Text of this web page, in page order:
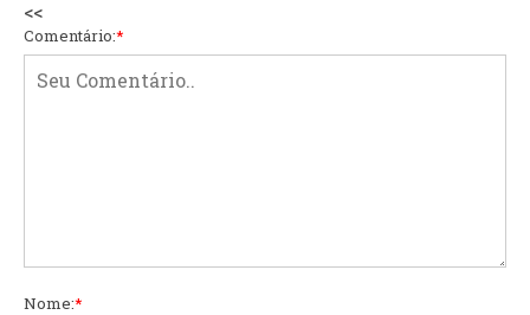
<<
Comentário:*
Nome:*